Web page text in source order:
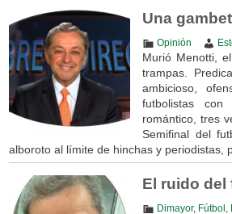
Una
Opinión
Murió Menotti,
trampas.
ambicioso,
futbolistas con
romántico, tres
Semifinal del
alboroto al límite de hinchas y periodistas,
El ruido del
Dimayor, Fútbol